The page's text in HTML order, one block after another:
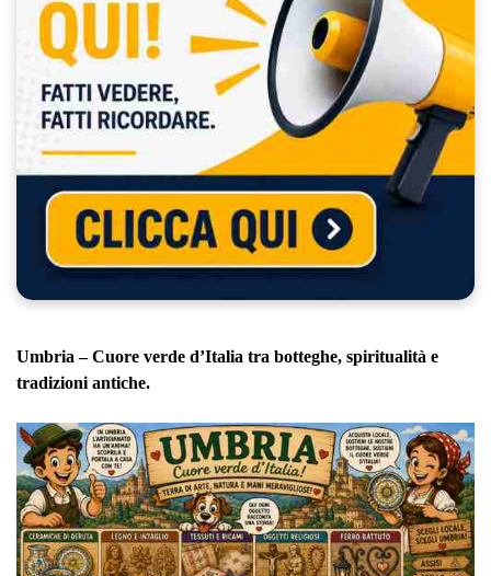
Umbria – Cuore verde d’Italia tra botteghe, spiritualità e
tradizioni antiche.